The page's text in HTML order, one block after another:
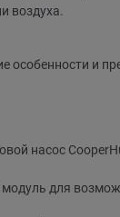
воздуха.
особенности и
насос
модуль для